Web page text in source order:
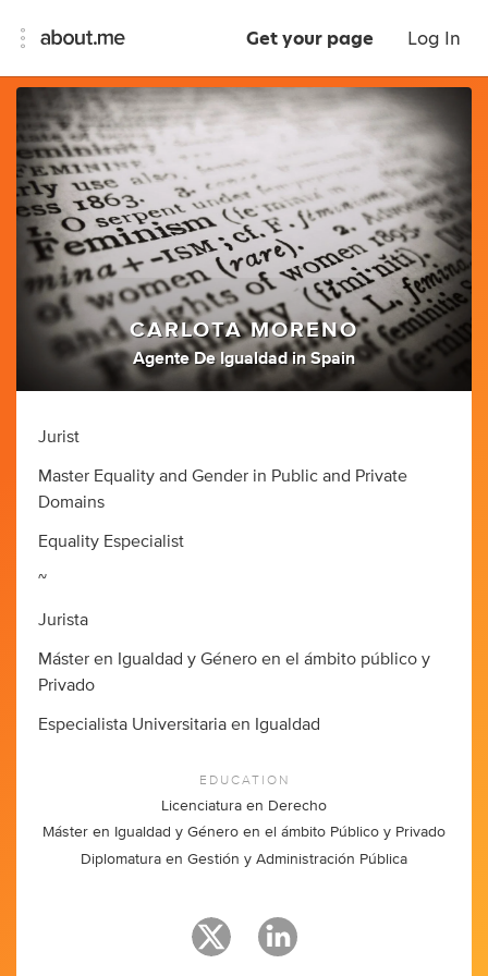
Get your page Log In
CARLOTA MORENO
Agente De Igualdad inSpain
Jurist
Master Equality and Gender in Public and Private
Domains
Equality Especialist
~
Jurista
Máster en Igualdad y Género en el ámbito público y
Privado
Especialista Universitaria en Igualdad
EDUCATION
Licenciatura en Derecho
Máster en Igualdad y Género en el ámbito Público y Privado
Diplomatura en Gestión y Administración Pública